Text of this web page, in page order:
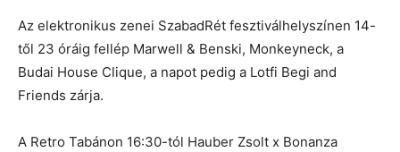
Az elektronikus zenei SzabadRét fesztiválhelyszínen 14-
től 23 óráig fellép Marwell & Benski, Monkeyneck, a
Budai House Clique, a napot pedig a Lotfi Begi and
Friends zárja.
A Retro Tabánon 16:30-tól Hauber Zsolt x Bonanza